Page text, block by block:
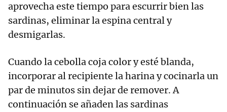
aprovecha este tiempo para escurrir bien las
sardinas, eliminar la espina central y
desmigarlas.
Cuando la cebolla coja color y esté blanda,
incorporar al recipiente la harina y cocinarla un
par de minutos sin dejar de remover. A
continuación se añaden las sardinas